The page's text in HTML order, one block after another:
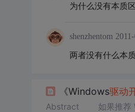
为什么没有本质
shenzhentom
两者没有什么本质
《Windows驱动
Abstract 如果推荐